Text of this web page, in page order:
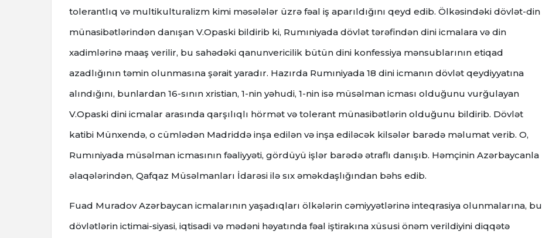
tolerantlıq və multikulturalizm kimi məsələlər üzrə fəal iş aparıldığını qeyd edib. Ölkəsindəki dövlət-din
münasibətlərindən danışan V.Opaski bildirib ki, Rumıniyada dövlət tərəfindən dini icmalara və din
xadimlərinə maaş verilir, bu sahədəki qanunvericilik bütün dini konfessiya mənsublarının etiqad
azadlığının təmin olunmasına şərait yaradır. Hazırda Rumıniyada 18 dini icmanın dövlət qeydiyyatına
alındığını, bunlardan 16-sının xristian, 1-nin yəhudi, 1-nin isə müsəlman icması olduğunu vurğulayan
V.Opaski dini icmalar arasında qarşılıqlı hörmət və tolerant münasibətlərin olduğunu bildirib. Dövlət
katibi Münxendə, o cümlədən Madriddə inşa edilən və inşa ediləcək kilsələr barədə məlumat verib. O,
Rumıniyada müsəlman icmasının fəaliyyəti, gördüyü işlər barədə ətraflı danışıb. Həmçinin Azərbaycanla
əlaqələrindən, Qafqaz Müsəlmanları İdarəsi ilə sıx əməkdaşlığından bəhs edib.
Fuad Muradov Azərbaycan icmalarının yaşadıqları ölkələrin cəmiyyətlərinə inteqrasiya olunmalarına, bu
dövlətlərin ictimai-siyasi, iqtisadi və mədəni həyatında fəal iştirakına xüsusi önəm verildiyini diqqətə